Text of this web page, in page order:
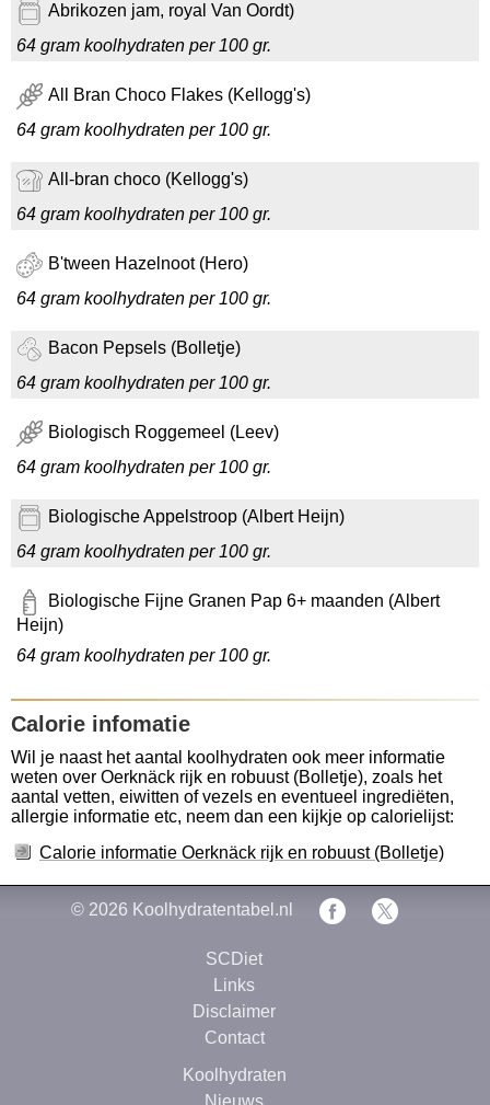
Abrikozen jam, royal Van Oordt)
64 gram koolhydraten per 100 gr.
All Bran Choco Flakes (Kellogg's)
64 gram koolhydraten per 100 gr.
All-bran choco (Kellogg's)
64 gram koolhydraten per 100 gr.
B'tween Hazelnoot (Hero)
64 gram koolhydraten per 100 gr.
Bacon Pepsels (Bolletje)
64 gram koolhydraten per 100 gr.
Biologisch Roggemeel (Leev)
64 gram koolhydraten per 100 gr.
Biologische Appelstroop (Albert Heijn)
64 gram koolhydraten per 100 gr.
Biologische Fijne Granen Pap 6+ maanden (Albert
Heijn)
64 gram koolhydraten per 100 gr.
Calorie infomatie
Wil je naast het aantal koolhydraten ook meer informatie
weten over Oerknäck rijk en robuust (Bolletje), zoals het
aantal vetten, eiwitten of vezels en eventueel ingrediëten,
allergie informatie etc, neem dan een kijkje op calorielijst:
Calorie informatie Oerknäck rijk en robuust (Bolletje)
© 2026 Koolhydratentabel.nl
SCDiet
Links
Disclaimer
Contact
Koolhydraten
Nieuws